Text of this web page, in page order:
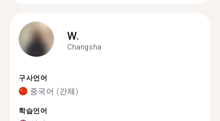
W.
Changsha
구사언어
중국어 (간체)
학습언어